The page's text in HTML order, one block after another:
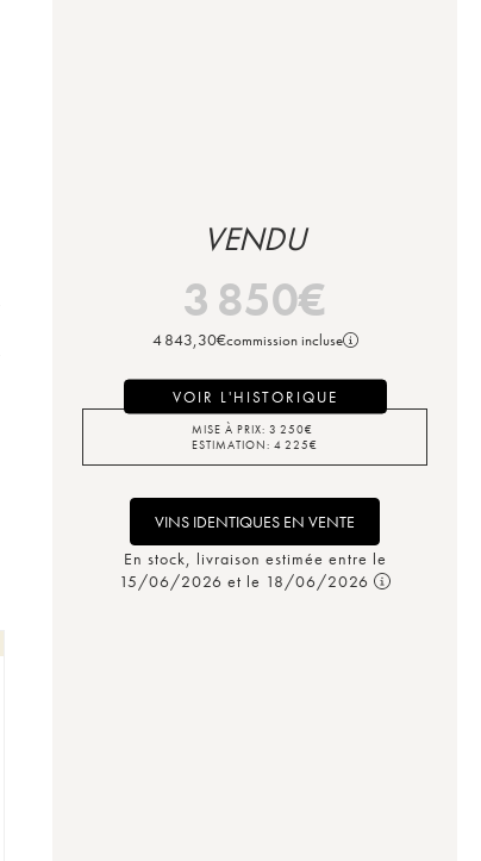
VENDU
3 850€
4 843,30€commission incluse
VOIR L'HISTORIQUE
MISE À PRIX: 3 250€
ESTIMATION: 4 225€
VINS IDENTIQUES EN VENTE
En stock, livraison estimée entre le
15/06/2026 et le 18/06/2026